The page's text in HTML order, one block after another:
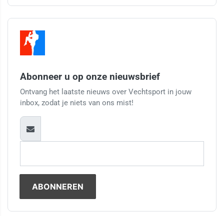
Abonneer u op onze nieuwsbrief
Ontvang het laatste nieuws over Vechtsport in jouw
inbox, zodat je niets van ons mist!